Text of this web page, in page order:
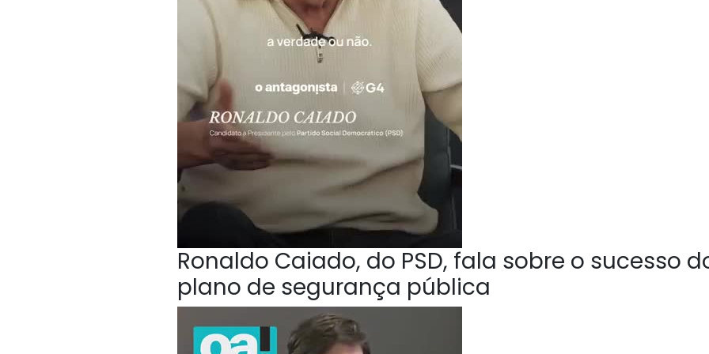
Ronaldo Caiado, do PSD, fala sobre o sucesso
plano de segurança pública